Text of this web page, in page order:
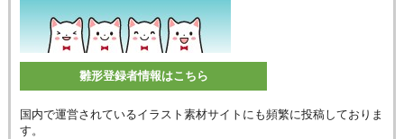
雛形登録者情報はこちら
国内で運営されているイラスト素材サイトにも頻繁に投稿しておりま
す。